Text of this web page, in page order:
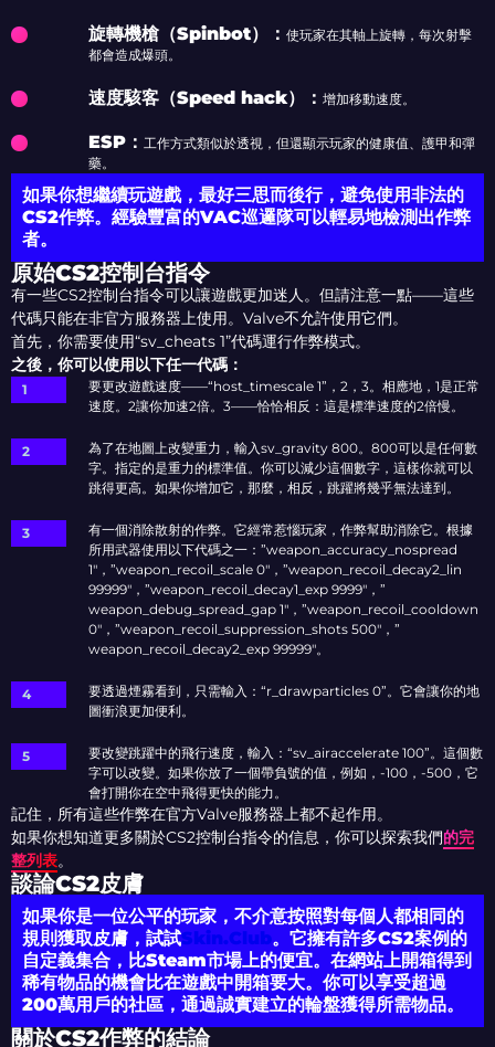
旋轉機槍（Spinbot）： 使玩家在其軸上旋轉，每次射擊
都會造成爆頭。
速度駭客（Speed hack）： 增加移動速度。
ESP： 工作方式類似於透視，但還顯示玩家的健康值、護甲和彈
藥。
如果你想繼續玩遊戲，最好三思而後行，避免使用非法的
CS2作弊。經驗豐富的VAC巡邏隊可以輕易地檢測出作弊
者。
原始CS2控制台指令
有一些CS2控制台指令可以讓遊戲更加迷人。但請注意一點——這些
代碼只能在非官方服務器上使用。Valve不允許使用它們。
首先，你需要使用“sv_cheats 1”代碼運行作弊模式。
之後，你可以使用以下任一代碼：
要更改遊戲速度——“host_timescale 1”，2，3。相應地，1是正常
速度。2讓你加速2倍。3——恰恰相反：這是標準速度的2倍慢。
為了在地圖上改變重力，輸入sv_gravity 800。800可以是任何數
字。指定的是重力的標準值。你可以減少這個數字，這樣你就可以
跳得更高。如果你增加它，那麼，相反，跳躍將幾乎無法達到。
有一個消除散射的作弊。它經常惹惱玩家，作弊幫助消除它。根據
所用武器使用以下代碼之一：”weapon_accuracy_nospread
1″，”weapon_recoil_scale 0″，”weapon_recoil_decay2_lin
99999″，”weapon_recoil_decay1_exp 9999″，”
weapon_debug_spread_gap 1″，”weapon_recoil_cooldown
0″，”weapon_recoil_suppression_shots 500″，”
weapon_recoil_decay2_exp 99999″。
要透過煙霧看到，只需輸入：“r_drawparticles 0”。它會讓你的地
圖衝浪更加便利。
要改變跳躍中的飛行速度，輸入：“sv_airaccelerate 100”。這個數
字可以改變。如果你放了一個帶負號的值，例如，-100，-500，它
會打開你在空中飛得更快的能力。
記住，所有這些作弊在官方Valve服務器上都不起作用。
如果你想知道更多關於CS2控制台指令的信息，你可以探索我們的完
整列表。
談論CS2皮膚
如果你是一位公平的玩家，不介意按照對每個人都相同的
規則獲取皮膚，試試Skin.Club。它擁有許多CS2案例的
自定義集合，比Steam市場上的便宜。在網站上開箱得到
稀有物品的機會比在遊戲中開箱要大。你可以享受超過
200萬用戶的社區，通過誠實建立的輪盤獲得所需物品。
關於CS2作弊的結論